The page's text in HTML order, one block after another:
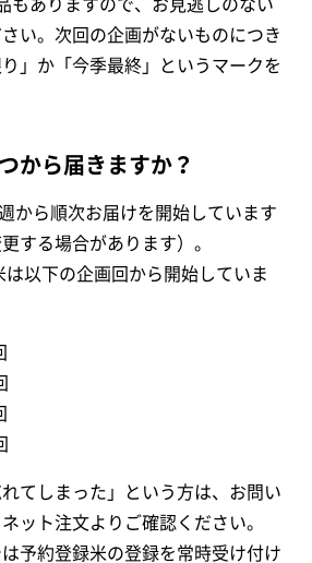
もありますので、お見逃しのない
い。次回の企画がないものにつき
」か「今季最終」というマークを
から届きますか？
から順次お届けを開始しています
する場合があります）。
以下の企画回から開始していま
れてしまった」という方は、お問い
ット注文よりご確認ください。
予約登録米の登録を常時受け付け